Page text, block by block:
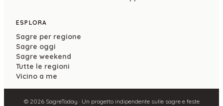
ESPLORA
Sagre per regione
Sagre oggi
Sagre weekend
Tutte le regioni
Vicino a me
© 2026SagreToday · Un progetto indipendente sulle sagre e feste